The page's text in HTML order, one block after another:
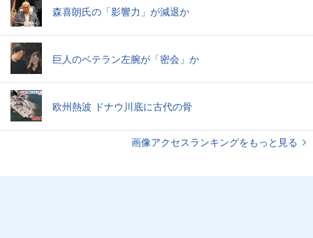
森喜朗氏の「影響力」が減退か
巨人のベテラン左腕が「密会」か
欧州熱波 ドナウ川底に古代の骨
画像アクセスランキングをもっと見る